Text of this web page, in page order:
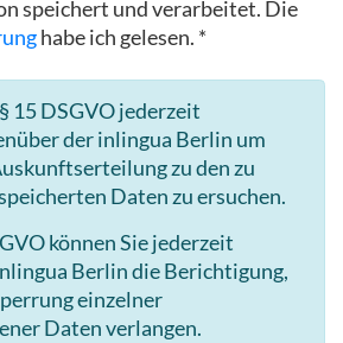
speichert und verarbeitet. Die
habe ich gelesen. *
15 DSGVO jederzeit
der inlingua Berlin um
zu den zu
Daten zu ersuchen.
können Sie jederzeit
Berlin die Berichtigung,
einzelner
Daten verlangen.